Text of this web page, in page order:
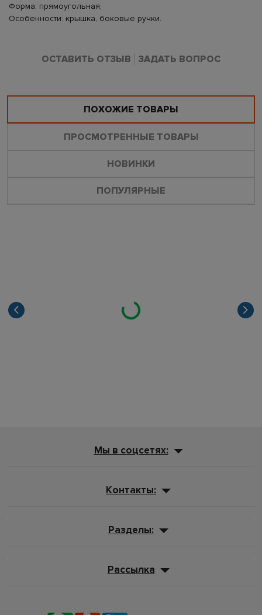
Форма: прямоугольная;
Особенности: крышка, боковые ручки.
ОСТАВИТЬ ОТЗЫВ ЗАДАТЬ ВОПРОС
ПОХОЖИЕ ТОВАРЫ
ПРОСМОТРЕННЫЕ ТОВАРЫ
НОВИНКИ
ПОПУЛЯРНЫЕ
Loading...
Мы в соцсетях:
Контакты:
Разделы:
Рассылка